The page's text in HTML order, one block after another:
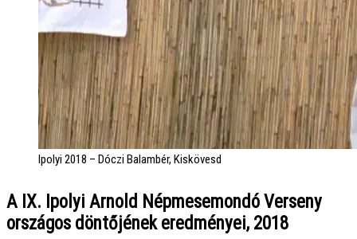
Ipolyi 2018 – Dóczi Balambér, Kiskövesd
A IX. Ipolyi Arnold Népmesemondó Verseny
országos döntőjének eredményei, 2018